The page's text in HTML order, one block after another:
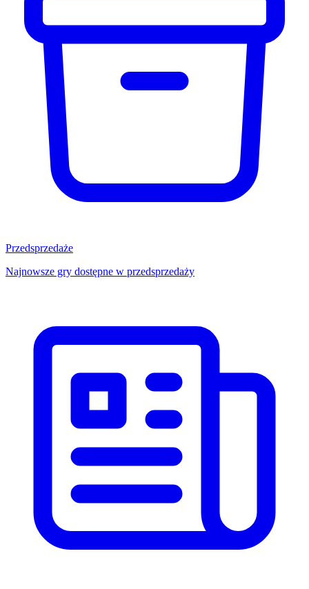
Przedsprzedaże
Najnowsze gry dostępne w przedsprzedaży